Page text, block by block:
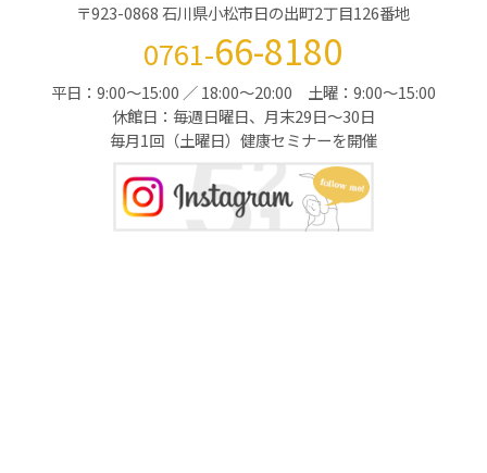
〒923-0868 石川県小松市日の出町2丁目126番地
0761-66-8180
平日：9:00～15:00 ／ 18:00～20:00 土曜：9:00～15:00
休館日：毎週日曜日、月末29日～30日
毎月1回（土曜日）健康セミナーを開催